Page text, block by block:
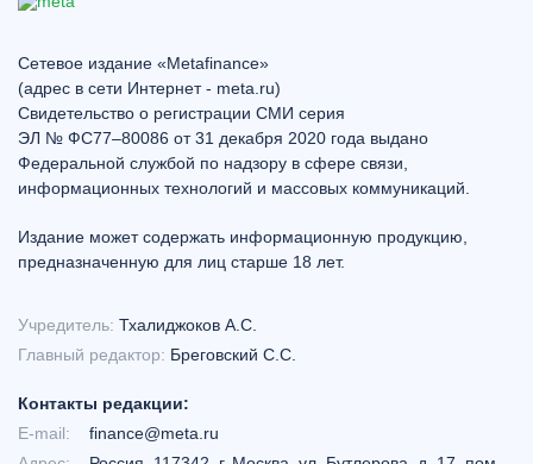
Сетевое издание «Metafinance»
(адрес в сети Интернет - meta.ru)
Свидетельство о регистрации СМИ серия
ЭЛ № ФС77–80086 от 31 декабря 2020 года выдано
Федеральной службой по надзору в сфере связи,
информационных технологий и массовых коммуникаций.
Издание может содержать информационную продукцию,
предназначенную для лиц старше 18 лет.
Учредитель: Тхалиджоков А.С.
Главный редактор: Бреговский С.С.
Контакты редакции:
E-mail:
finance@meta.ru